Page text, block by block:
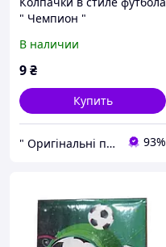
" Чемпион "
В наличии
9₴
Купить
" Оригінальні подарунки " Інтернет - магазин ( оригинальныеподарки.com ) 93%